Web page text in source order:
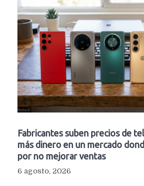
Fabricantes suben precios de
más dinero en un mercado
por no mejorar ventas
6 agosto, 2026